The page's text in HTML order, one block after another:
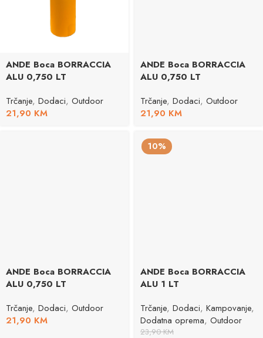
ANDE Boca BORRACCIA
ALU 0,750 LT
Trčanje, Dodaci, Outdoor
21,90 KM
ANDE Boca BORRACCIA
ALU 0,750 LT
Trčanje, Dodaci, Outdoor
21,90 KM
ANDE Boca BORRACCIA
ALU 0,750 LT
Trčanje, Dodaci, Outdoor
21,90 KM
10%
ANDE Boca BORRACCIA
ALU 1 LT
Trčanje, Dodaci, Kampovanje,
Dodatna oprema, Outdoor
23,90KM